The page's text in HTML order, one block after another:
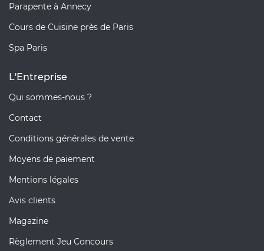
Parapente à Annecy
Cours de Cuisine près de Paris
Spa Paris
L'Entreprise
Qui sommes-nous ?
Contact
Conditions générales de vente
Moyens de paiement
Mentions légales
Avis clients
Magazine
Règlement Jeu Concours